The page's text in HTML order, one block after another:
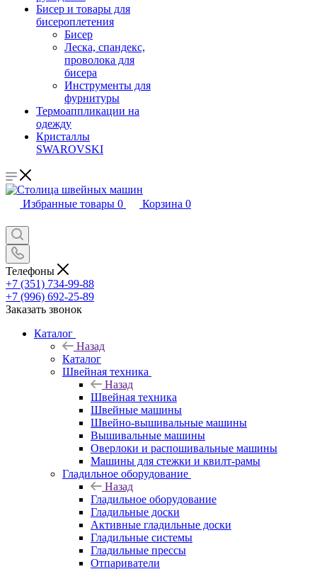
Бисер и товары для
бисероплетения
Бисер
Леска, спандекс,
проволока для
бисера
Инструменты для
фурнитуры
Термоаппликации на
одежду
Кристаллы
SWAROVSKI
Избранные товары 0 Корзина 0
Телефоны
+7 (351) 734-99-88
+7 (996) 692-25-89
Заказать звонок
Каталог
Назад
Каталог
Швейная техника
Назад
Швейная техника
Швейные машины
Швейно-вышивальные машины
Вышивальные машины
Оверлоки и распошивальные машины
Машины для стежки и квилт-рамы
Гладильное оборудование
Назад
Гладильное оборудование
Гладильные доски
Активные гладильные доски
Гладильные системы
Гладильные прессы
Отпариватели